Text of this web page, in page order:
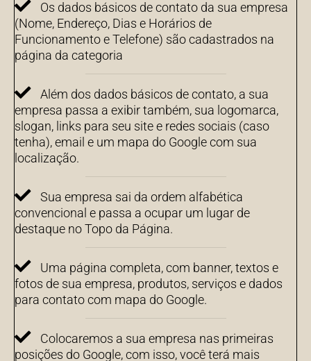
Os dados básicos de contato da sua empresa
(Nome, Endereço, Dias e Horários de
Funcionamento e Telefone) são cadastrados na
página da categoria
Além dos dados básicos de contato, a sua
empresa passa a exibir também, sua logomarca,
slogan, links para seu site e redes sociais (caso
tenha), email e um mapa do Google com sua
localização.
Sua empresa sai da ordem alfabética
convencional e passa a ocupar um lugar de
destaque no Topo da Página.
Uma página completa, com banner, textos e
fotos de sua empresa, produtos, serviços e dados
para contato com mapa do Google.
Colocaremos a sua empresa nas primeiras
posições do Google, com isso, você terá mais